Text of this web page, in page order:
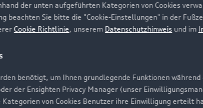
der unten aufgeführten Kategorien von Cookies
beachten Sie bitte die "Cookie-Einstellungen" in der
Cookie Richtlinie, unserem Datenschutzhinweis und im
benötigt, um Ihnen grundlegende Funktionen
der Ensighten Privacy Manager (unser
von Cookies Benutzer ihre Einwilligung erteilt
Investor
Presse & Media
Audi erleben
Newsletter